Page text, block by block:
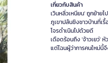
เกี่ยวกับสินค้า
เวินหลิ่วเหนียน' ถูกย้าย
ภูเขาปล้นชิงชาวบ้านที่เ
โจรดำเนินไปด้วยดี
เดือดร้อนถึง 'จ้าวเยว่'